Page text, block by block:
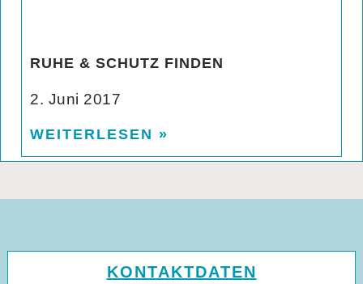
RUHE & SCHUTZ FINDEN
2. Juni 2017
WEITERLESEN »
KONTAKTDATEN